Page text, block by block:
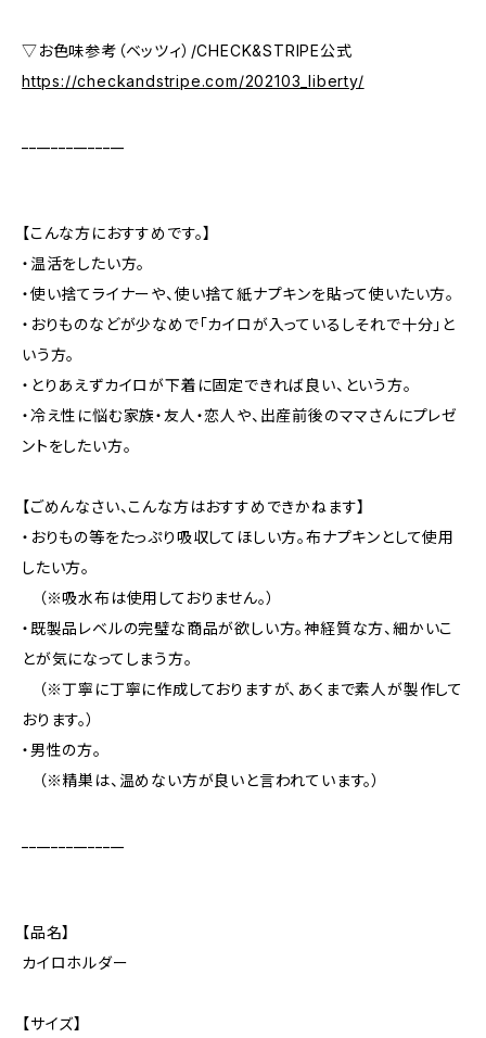
▽お色味参考（ベッツィ）/CHECK&STRIPE公式
https://checkandstripe.com/202103_liberty/
【こんな方におすすめです。】
・温活をしたい方。
・使い捨てライナーや、使い捨て紙ナプキンを貼って使いたい方。
・おりものなどが少なめで「カイロが入っているしそれで十分」と
いう方。
・とりあえずカイロが下着に固定できれば良い、という方。
・冷え性に悩む家族・友人・恋人や、出産前後のママさんにプレゼ
ントをしたい方。
【ごめんなさい、こんな方はおすすめできかねます】
・おりもの等をたっぷり吸収してほしい方。布ナプキンとして使用
したい方。
（※吸水布は使用しておりません。）
・既製品レベルの完璧な商品が欲しい方。神経質な方、細かいこ
とが気になってしまう方。
（※丁寧に丁寧に作成しておりますが、あくまで素人が製作して
おります。）
・男性の方。
（※精巣は、温めない方が良いと言われています。）
【品名】
カイロホルダー
【サイズ】